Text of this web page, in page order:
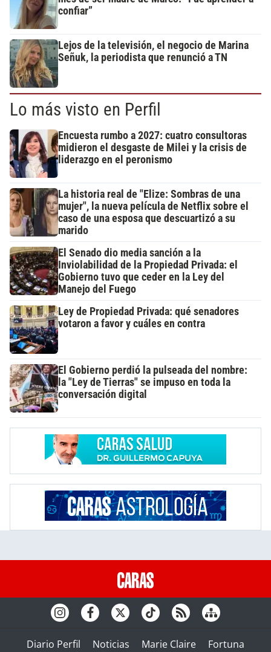
confiar”
Lejos de la televisión, el negocio de Marina
Señuk, la periodista que renunció a TN
Lo más visto en Perfil
Encuesta rumbo a 2027: cuatro consultoras
midieron el desgaste de Milei y la crisis de
liderazgo en el peronismo
La historia real de "Elize: Sombras de una
mujer", la nueva película de Netflix sobre el
caso de una esposa que descuartizó a su
marido
El Senado dio media sanción a la
Inviolabilidad de la Propiedad Privada: el
Gobierno tuvo que ceder en la Ley del
Manejo del Fuego
Ley de Propiedad Privada: qué senadores
votaron a favor y cuáles en contra
El Gobierno perdió la pulseada del nombre:
la "Ley de Tierras" se impuso en toda la
conversación digital
Diario Perfil Noticias Marie Claire Fortuna